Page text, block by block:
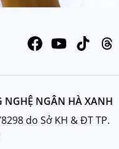
NGHỆ NGÂN HÀ XANH
do Sở KH & ĐT TP.